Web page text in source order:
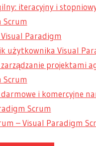
iteracyjny i
Scrum
Paradigm
użytkownika Visual
zarządzanie projektami
Scrum
darmowe i komercyjne
Scrum
– Visual Paradigm